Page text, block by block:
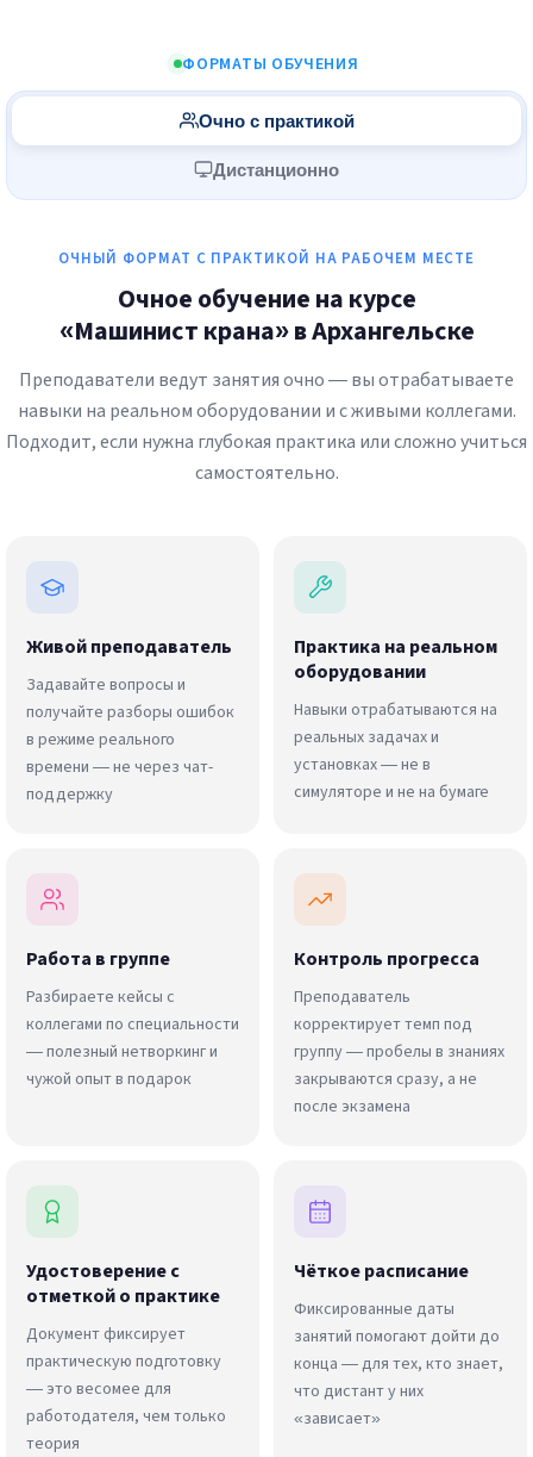
ФОРМАТЫ ОБУЧЕНИЯ
Очно с практикой
Дистанционно
ОЧНЫЙ ФОРМАТ С ПРАКТИКОЙ НА РАБОЧЕМ МЕСТЕ
Очное обучение на курсе
«Машинист крана» в Архангельске
Преподаватели ведут занятия очно — вы отрабатываете
навыки на реальном оборудовании и с живыми коллегами.
Подходит, если нужна глубокая практика или сложно учиться
самостоятельно.
Живой преподаватель
Задавайте вопросы и
получайте разборы ошибок
в режиме реального
времени — не через чат-
поддержку
Практика на реальном
оборудовании
Навыки отрабатываются на
реальных задачах и
установках — не в
симуляторе и не на бумаге
Работа в группе
Разбираете кейсы с
коллегами по специальности
— полезный нетворкинг и
чужой опыт в подарок
Контроль прогресса
Преподаватель
корректирует темп под
группу — пробелы в знаниях
закрываются сразу, а не
после экзамена
Удостоверение с
отметкой о практике
Документ фиксирует
практическую подготовку
— это весомее для
работодателя, чем только
теория
Чёткое расписание
Фиксированные даты
занятий помогают дойти до
конца — для тех, кто знает,
что дистант у них
«зависает»